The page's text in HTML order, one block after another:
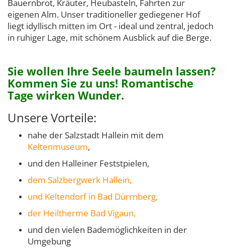
Bauernbrot, Kräuter, Heubasteln, Fahrten zur
eigenen Alm. Unser traditioneller gediegener Hof
liegt idyllisch mitten im Ort - ideal und zentral, jedoch
in ruhiger Lage, mit schönem Ausblick auf die Berge.
Sie wollen Ihre Seele baumeln lassen?
Kommen Sie zu uns! Romantische
Tage wirken Wunder.
Unsere Vorteile:
nahe der Salzstadt Hallein mit dem
Keltenmuseum,
und den Halleiner Feststpielen,
dem Salzbergwerk Hallein,
und Keltendorf in Bad Dürrnberg,
der Heiltherme Bad Vigaun,
und den vielen Bademöglichkeiten in der
Umgebung